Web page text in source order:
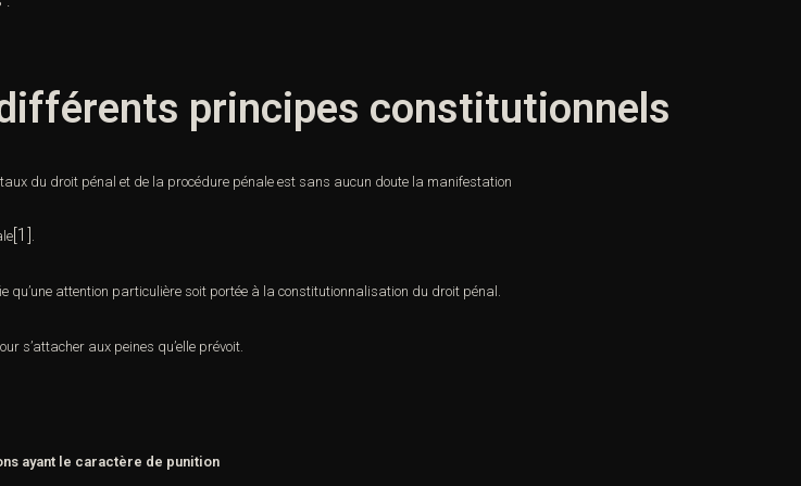
principes constitutionnels
du droit pénal et de la procédure pénale est sans aucun doute la manifestation
[1] .
attention particulière soit portée à la constitutionnalisation du droit pénal.
s’attacher aux peines qu’elle prévoit.
ayant le caractère de punition